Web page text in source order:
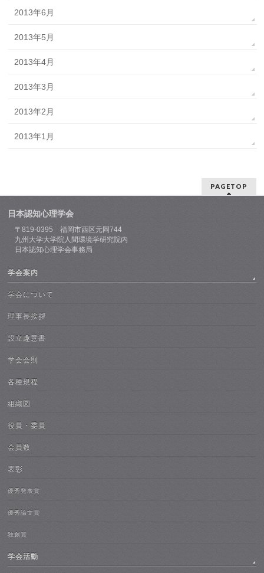
2013年6月
2013年5月
2013年4月
2013年3月
2013年2月
2013年1月
PAGETOP
日本認知心理学会
〒819-0395 福岡市西区元岡744
九州大学大学院人間環境学研究院内
日本認知心理学会事務局
学会案内
学会について
理事長挨拶
設立趣意書
学会会則
各種規程
組織図
役員・委員
会員数
表彰
優秀発表賞
優秀論文賞
独創賞
学会活動